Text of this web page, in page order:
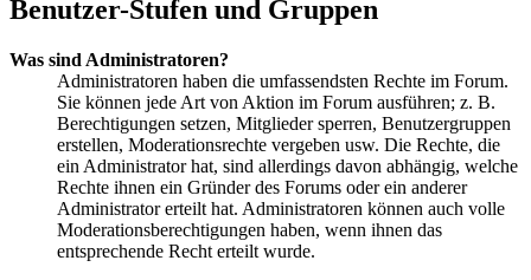
Benutzer-Stufen und Gruppen
Was sind Administratoren?
Administratoren haben die umfassendsten Rechte im Forum.
Sie können jede Art von Aktion im Forum ausführen; z. B.
Berechtigungen setzen, Mitglieder sperren, Benutzergruppen
erstellen, Moderationsrechte vergeben usw. Die Rechte, die
ein Administrator hat, sind allerdings davon abhängig, welche
Rechte ihnen ein Gründer des Forums oder ein anderer
Administrator erteilt hat. Administratoren können auch volle
Moderationsberechtigungen haben, wenn ihnen das
entsprechende Recht erteilt wurde.